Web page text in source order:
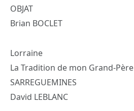
OBJAT
Brian BOCLET
Lorraine
La Tradition de mon Grand-Père
SARREGUEMINES
David LEBLANC